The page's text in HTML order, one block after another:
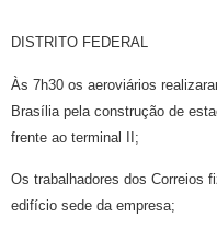
DISTRITO FEDERAL
Às 7h30 os aeroviários
Brasília pela construção de
frente ao terminal II;
Os trabalhadores dos Correios
edifício sede da empresa;